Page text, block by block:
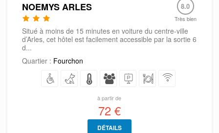
NOEMYS ARLES 8.0
Très bien
Situé à moins de 15 minutes en voiture du centre-ville
d’Arles, cet hôtel est facilement accessible par la sortie 6
d...
Quartier : Fourchon
à partir de
72 €
DÉTAILS